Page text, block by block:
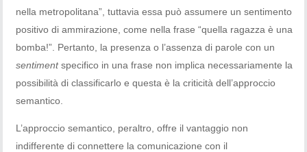
nella metropolitana”, tuttavia essa può assumere un sentimento
positivo di ammirazione, come nella frase “quella ragazza è una
bomba!”. Pertanto, la presenza o l’assenza di parole con un
sentimentspecifico in una frase non implica necessariamente la
possibilità di classificarlo e questa è la criticità dell’approccio
semantico.
L’approccio semantico, peraltro, offre il vantaggio non
indifferente di connettere la comunicazione con il